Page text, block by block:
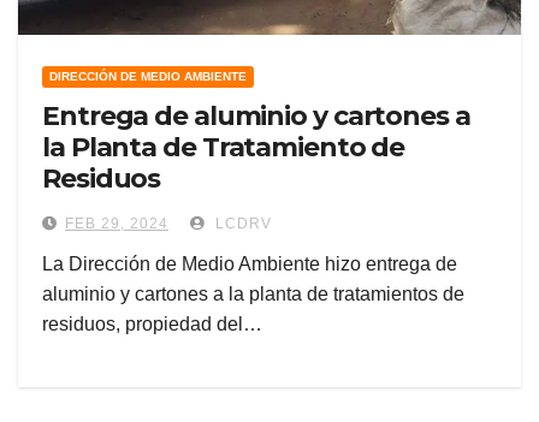
DIRECCIÓN DE MEDIO AMBIENTE
Entrega de aluminio y cartones a
la Planta de Tratamiento de
Residuos
FEB 29, 2024 LCDRV
La Dirección de Medio Ambiente hizo entrega de
aluminio y cartones a la planta de tratamientos de
residuos, propiedad del…